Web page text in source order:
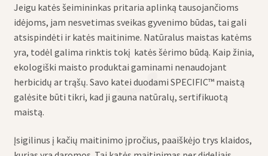
Jeigu katės šeimininkas pritaria aplinką tausojančioms
idėjoms, jam nesvetimas sveikas gyvenimo būdas, tai gali
atsispindėti ir katės maitinime. Natūralus maistas katėms
yra, todėl galima rinktis tokį katės šėrimo būdą. Kaip žinia,
ekologiški maisto produktai gaminami nenaudojant
herbicidų ar trąšų. Savo katei duodami SPECIFIC™ maistą
galėsite būti tikri, kad ji gauna natūralų, sertifikuotą
maistą.
Įsigilinus į kačių maitinimo įpročius, paaiškėjo trys klaidos,